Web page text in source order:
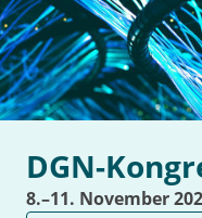
DGN-
8.–11. November